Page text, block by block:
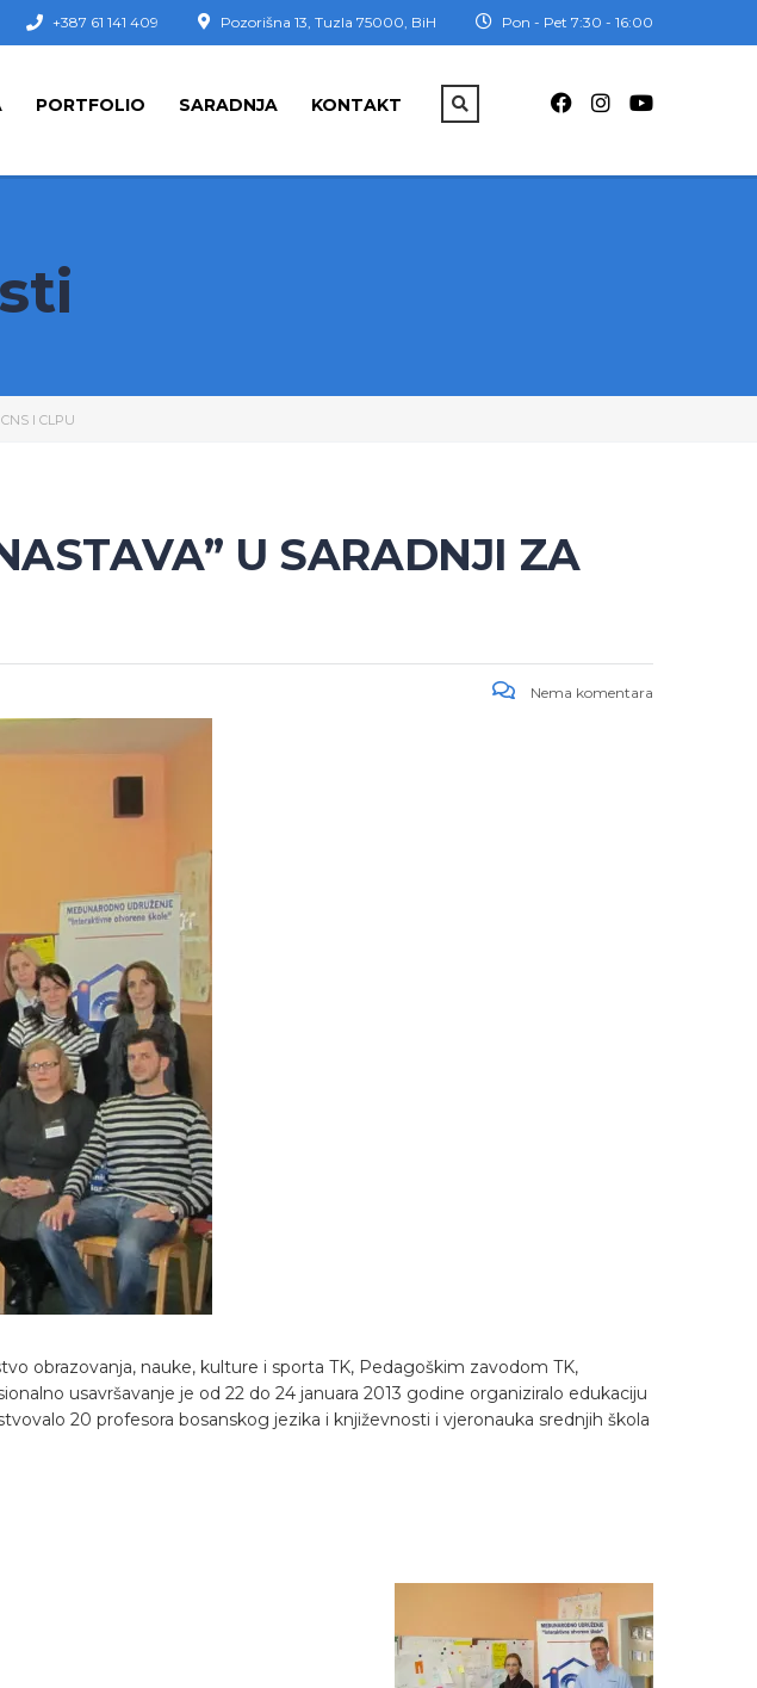
Pon - Pet 7:30 - 16:00
Pozorišna 13, Tuzla 75000, BiH
+387 61 141 409
PORTFOLIO SARADNJA KONTAKT
I CLPU
U SARADNJI ZA
Nema komentara
obrazovanja, nauke, kulture i sporta TK, Pedagoškim zavodom TK,
usavršavanje je od 22 do 24 januara 2013 godine organiziralo edukaciju
20 profesora bosanskog jezika i književnosti i vjeronauka srednjih škola